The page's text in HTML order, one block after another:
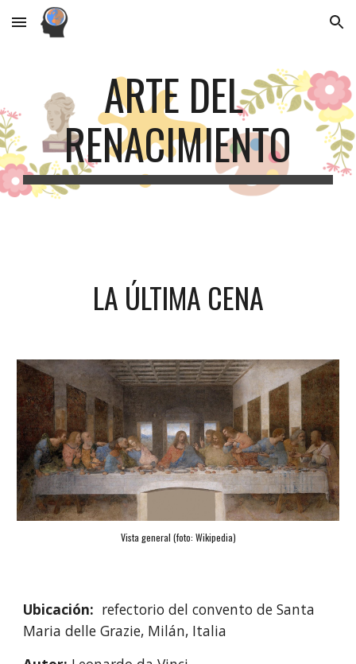
Skip to main content Skip to navigation
ARTE DEL
RENACIMIENTO
LA ÚLTIMA CENA
Vista general (foto: Wikipedia)
Ubicación:
  refectorio del convento de Santa
Maria delle Grazie, Milán, Italia